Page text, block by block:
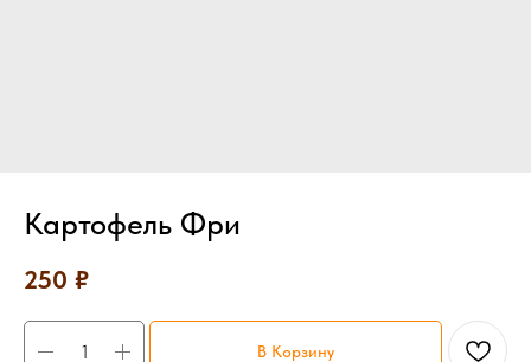
Картофель Фри
250 ₽
В Корзину